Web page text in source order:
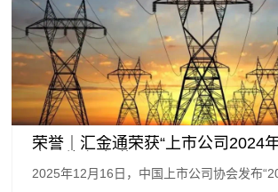
荣誉｜汇金通荣获“上市公司2024
2025年12月16日，中国上市公司协会发布